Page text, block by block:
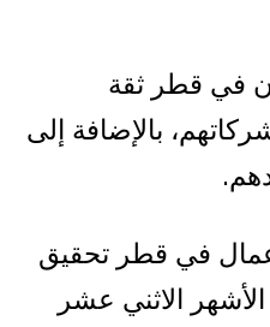
في قطر ثقة
بالإضافة إلى
الأعمال في قطر تحقيق
الاثني عشر